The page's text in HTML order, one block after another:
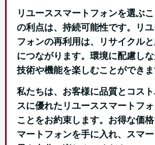
リユーススマートフォンを選ぶ
の利点は、持続可能性です。リ
フォンの再利用は、リサイクル
につながります。環境に配慮し
技術や機能を楽しむことができま
私たちは、お客様に品質とコス
スに優れたリユーススマートフ
ことをお約束します。お得な価
マートフォンを手に入れ、スマ